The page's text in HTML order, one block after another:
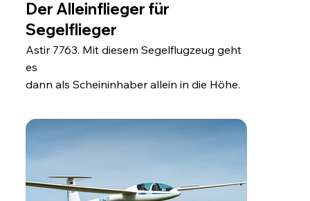
Der Alleinflieger für
Segelflieger
Astir 7763. Mit diesem Segelflugzeug geht
es
dann als Scheininhaber allein in die Höhe.